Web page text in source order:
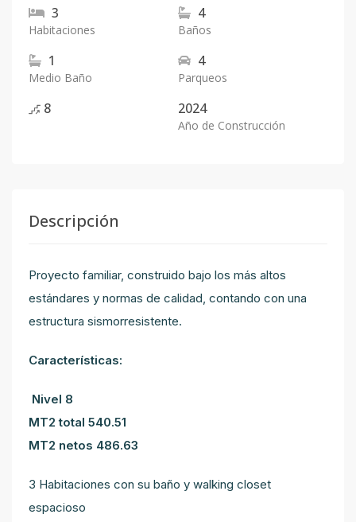
3
Habitaciones
4
Baños
1
Medio Baño
4
Parqueos
8 2024
Año de Construcción
Descripción
Proyecto familiar, construido bajo los más altos
estándares y normas de calidad, contando con una
estructura sismorresistente.
Características:
Nivel 8
MT2 total 540.51
MT2 netos 486.63
3 Habitaciones con su baño y walking closet
espacioso